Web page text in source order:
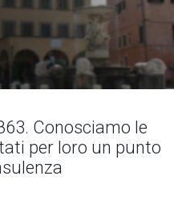
Conosciamo le
per loro un punto